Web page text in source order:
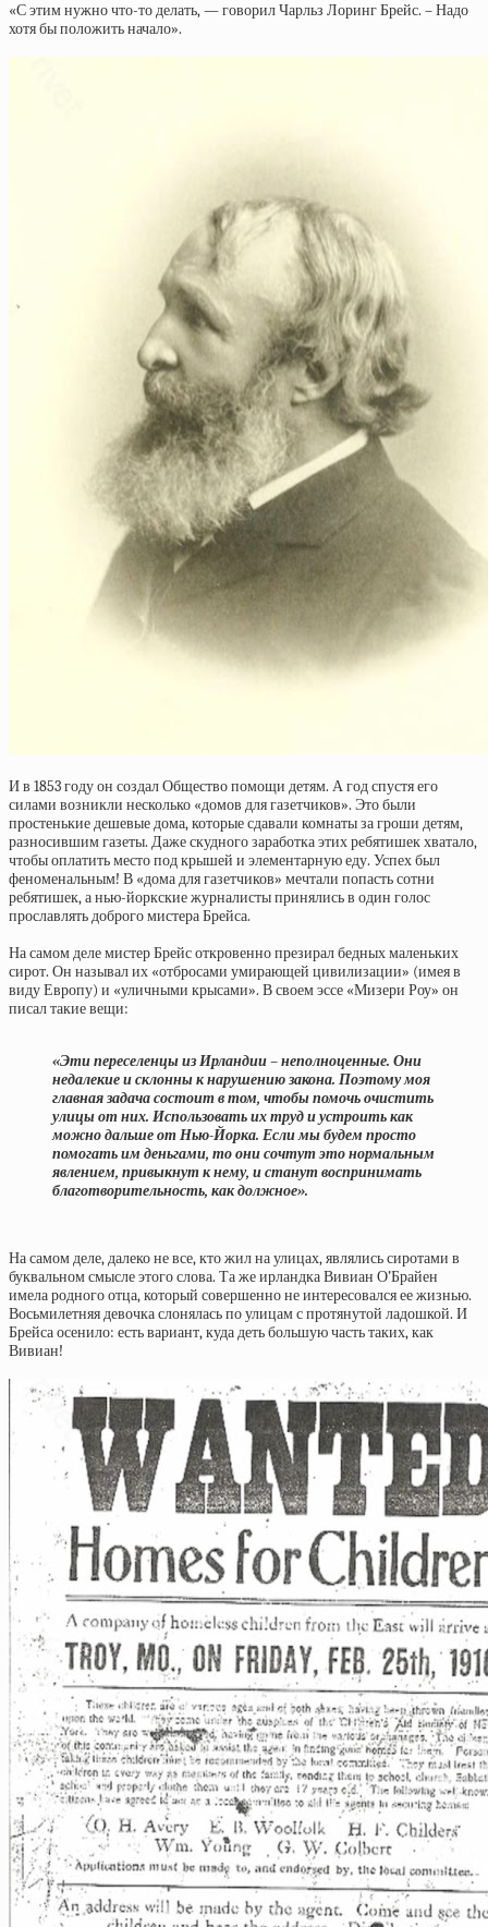
«С этим нужно что-то делать, — говорил Чарльз Лоринг Брейс. – Надо
хотя бы положить начало».
И в 1853 году он создал Общество помощи детям. А год спустя его
силами возникли несколько «домов для газетчиков». Это были
простенькие дешевые дома, которые сдавали комнаты за гроши детям,
разносившим газеты. Даже скудного заработка этих ребятишек хватало,
чтобы оплатить место под крышей и элементарную еду. Успех был
феноменальным! В «дома для газетчиков» мечтали попасть сотни
ребятишек, а нью-йоркские журналисты принялись в один голос
прославлять доброго мистера Брейса.
На самом деле мистер Брейс откровенно презирал бедных маленьких
сирот. Он называл их «отбросами умирающей цивилизации» (имея в
виду Европу) и «уличными крысами». В своем эссе «Мизери Роу» он
писал такие вещи:
«Эти переселенцы из Ирландии – неполноценные. Они
недалекие и склонны к нарушению закона. Поэтому моя
главная задача состоит в том, чтобы помочь очистить
улицы от них. Использовать их труд и устроить как
можно дальше от Нью-Йорка. Если мы будем просто
помогать им деньгами, то они сочтут это нормальным
явлением, привыкнут к нему, и станут воспринимать
благотворительность, как должное».
На самом деле, далеко не все, кто жил на улицах, являлись сиротами в
буквальном смысле этого слова. Та же ирландка Вивиан О’Брайен
имела родного отца, который совершенно не интересовался ее жизнью.
Восьмилетняя девочка слонялась по улицам с протянутой ладошкой. И
Брейса осенило: есть вариант, куда деть большую часть таких, как
Вивиан!